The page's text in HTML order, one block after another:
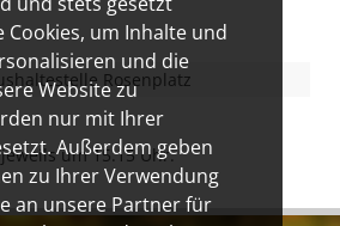
Cookies, um Inhalte und
und die
Website zu
nur mit Ihrer
Außerdem geben
zu Ihrer Verwendung
an unsere Partner für
Rosenplatz
um 15.15 Uhr.